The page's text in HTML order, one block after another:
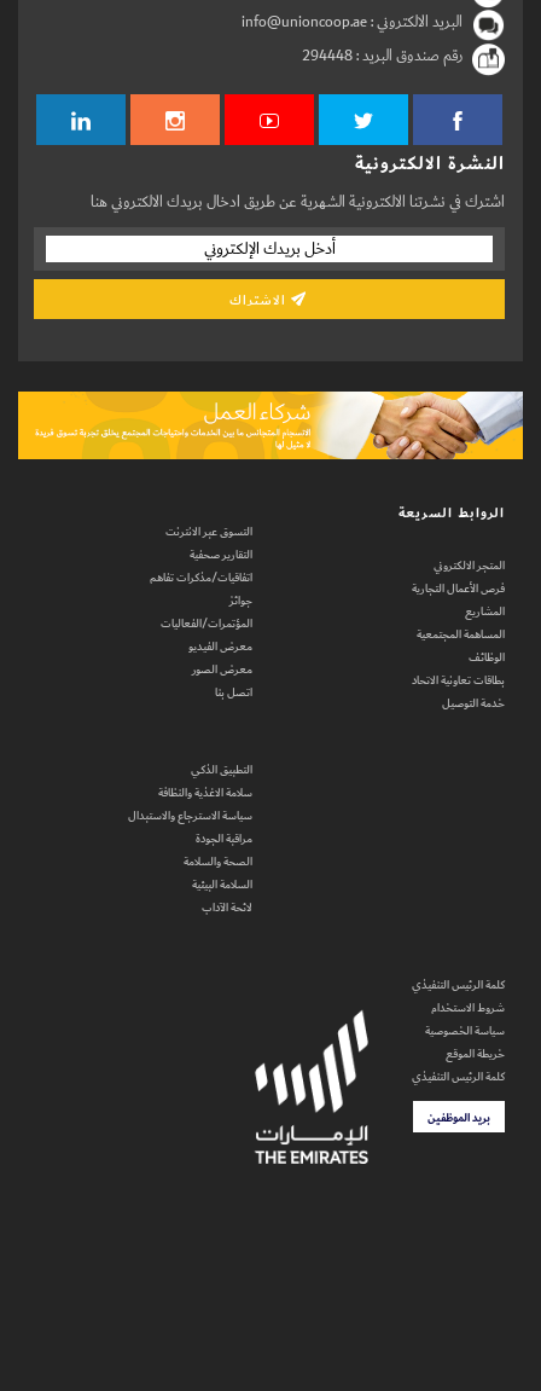
البريد الالكتروني : info@unioncoop.ae
رقم صندوق البريد :294448
النشرة الالكترونية
اشترك في نشرتنا الالكترونية الشهرية عن طريق ادخال بريدك الالكتروني هنا
الروابط السريعة
المتجر الالكتروني
فرص الأعمال التجارية
المشاريع
المساهمة المجتمعية
الوظائف
بطاقات تعاونية الاتحاد
خدمة التوصيل
التسوق عبر الانترنت
التقارير صحفية
اتفاقيات/مذكرات تفاهم
جوائز
المؤتمرات/الفعاليات
معرض الفيديو
معرض الصور
اتصل بنا
التطبيق الذكي
سلامة الاغذية والنظافة
سياسة الاسترجاع والاستبدال
مراقبة الجودة
الصحة والسلامة
السلامة البيئية
لائحة الآداب
كلمة الرئيس التنفيذي
شروط الاستخدام
سياسة الخصوصية
خريطة الموقع
كلمة الرئيس التنفيذي
بريد الموظفين